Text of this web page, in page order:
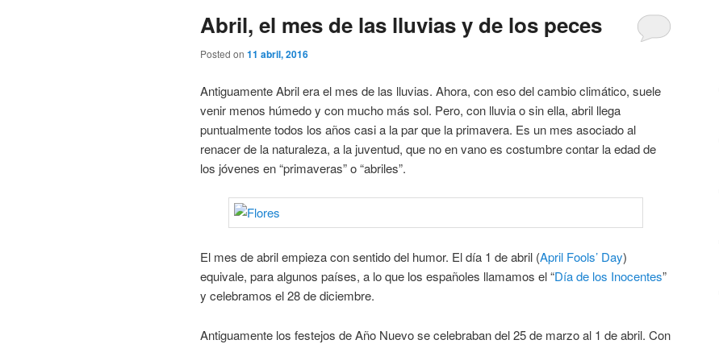
Abril, el mes de las lluvias y de los peces
Posted on 11 abril, 2016
Antiguamente Abril era el mes de las lluvias. Ahora, con eso del cambio climático, suele
venir menos húmedo y con mucho más sol. Pero, con lluvia o sin ella, abril llega
puntualmente todos los años casi a la par que la primavera. Es un mes asociado al
renacer de la naturaleza, a la juventud, que no en vano es costumbre contar la edad de
los jóvenes en “primaveras” o “abriles”.
El mes de abril empieza con sentido del humor. El día 1 de abril (April Fools’ Day)
equivale, para algunos países, a lo que los españoles llamamos el “Día de los Inocentes”
y celebramos el 28 de diciembre.
Antiguamente los festejos de Año Nuevo se celebraban del 25 de marzo al 1 de abril. Con